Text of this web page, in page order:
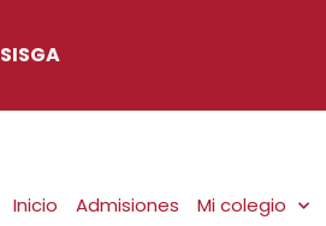
SISGA
Inicio Admisiones Mi colegio